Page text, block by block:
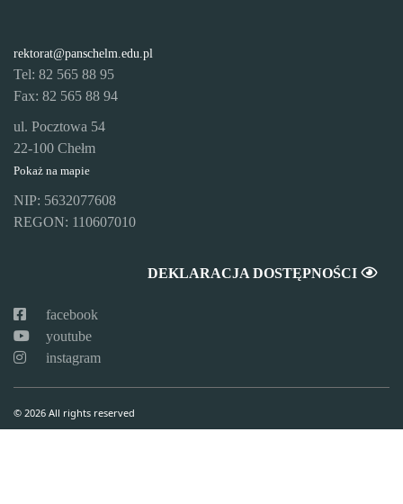
rektorat@panschelm.edu.pl
Tel: 82 565 88 95
Fax: 82 565 88 94
ul. Pocztowa 54
22-100 Chełm
Pokaż na mapie
NIP: 5632077608
REGON: 110607010
DEKLARACJA DOSTĘPNOŚCI
facebook
youtube
instagram
© 2026 All rights reserved